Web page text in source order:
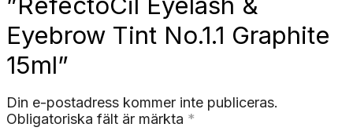
Eyebrow Tint No.1.1 Graphite
15ml”
Din e-postadress kommer inte publiceras.
Obligatoriska fält är märkta *